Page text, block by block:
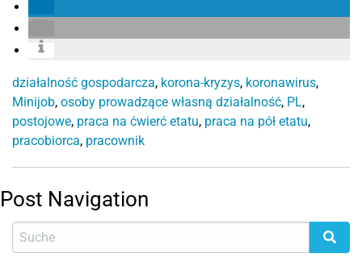
działalność gospodarcza, korona-kryzys, koronawirus,
Minijob, osoby prowadzące własną działalność, PL,
postojowe, praca na ćwierć etatu, praca na pół etatu,
pracobiorca, pracownik
Post Navigation